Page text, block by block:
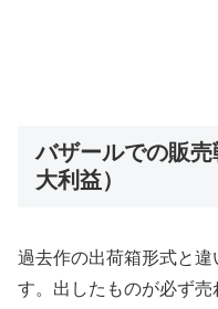
バザールでの販
大利益）
過去作の出荷箱形式と違
す。出したものが必ず